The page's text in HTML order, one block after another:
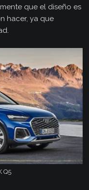
que el diseño es
hacer, ya que
Q5